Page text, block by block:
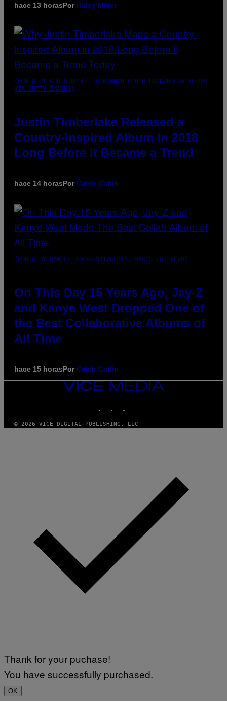
hace 13 horasPor Haley Miller
(PHOTO BY CHRISTOPHER POLK/NBCU PHOTO BANK/NBCUNIVERSAL
VIA GETTY IMAGES)
Justin Timberlake Released a
Country-Inspired Album in 2018
Long Before It Became a Trend
hace 14 horasPorCaleb Catlin
(PHOTO BY DANIEL BOCZARSKI/GETTY IMAGES FOR VEVO)
On This Day 15 Years Ago, Jay-Z
and Kanye West Dropped One of
the Best Collaborative Albums of
All Time
hace 15 horasPorCaleb Catlin
VICE
MEDIA
© 2026 VICE DIGITAL PUBLISHING, LLC
Thank for your puchase!
You have successfully purchased.
OK